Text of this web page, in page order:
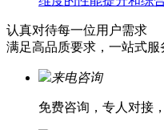
认真对待每一位用户需求
满足高品质要求，一站式服
来电咨询
免费咨询，专人对接